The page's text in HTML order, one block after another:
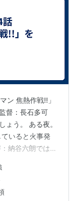
ン 焦熱作戦!!」
督：長石多可
ょう。 ある夜。
いると火事発
納谷六朗ではな
くて加藤修さん
大公のような声
ライマンは左